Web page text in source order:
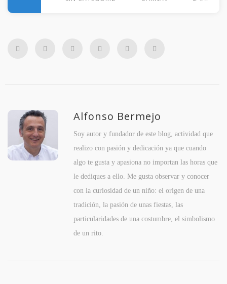
Alfonso Bermejo
Soy autor y fundador de este blog, actividad que
realizo con pasión y dedicación ya que cuando
algo te gusta y apasiona no importan las horas que
le dediques a ello. Me gusta observar y conocer
con la curiosidad de un niño: el origen de una
tradición, la pasión de unas fiestas, las
particularidades de una costumbre, el simbolismo
de un rito.